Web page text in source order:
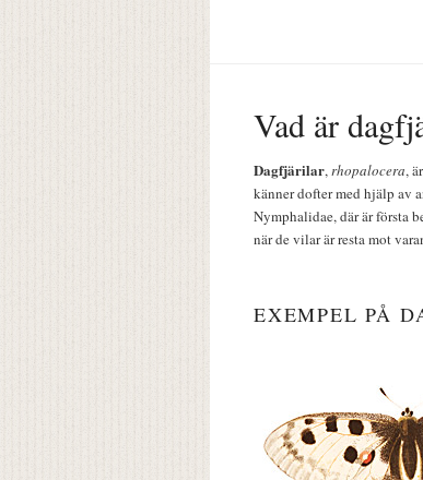
Vad är
Dagfjärilar,rhopalocera,
känner dofter med hjälp av
Nymphalidae, där är första
när de vilar är resta mot
EXEMPEL PÅ